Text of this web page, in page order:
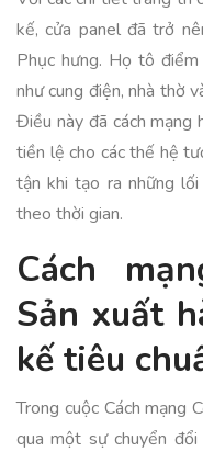
kế, cửa panel đã trở
Phục hưng. Họ tô
như cung điện, nhà thờ
Điều này đã cách mạng
tiền lệ cho các thế hệ
tận khi tạo ra những
theo thời gian.
Cách
Sản xuất
kế tiêu
Trong cuộc Cách mạng
qua một sự chuyển